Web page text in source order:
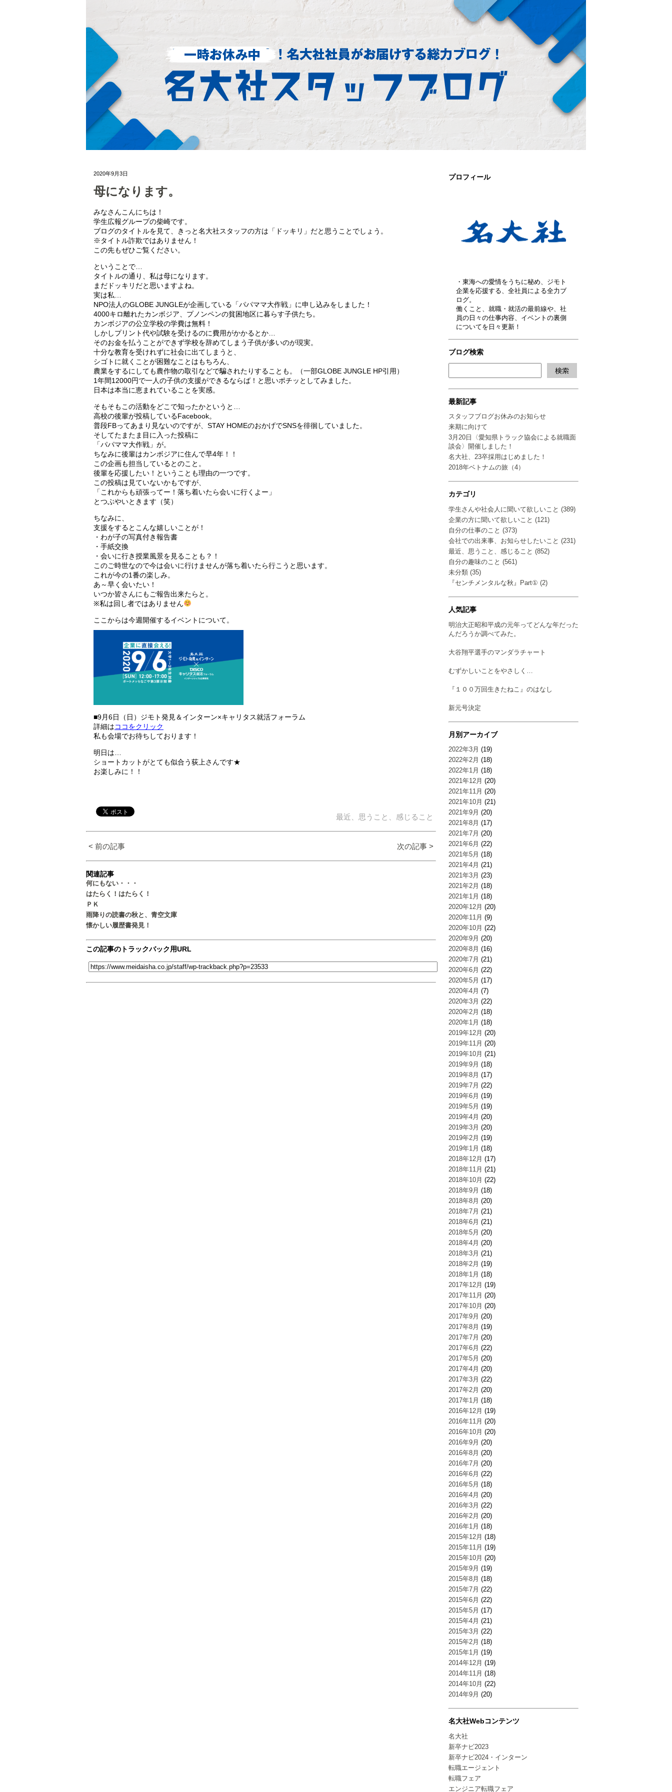
プロフィール
・東海への愛情をうちに秘め、ジモト
企業を応援する、全社員による全力ブ
ログ。
働くこと、就職・就活の最前線や、社
員の日々の仕事内容、イベントの裏側
についてを日々更新！
ブログ検索
最新記事
スタッフブログお休みのお知らせ
来期に向けて
3月20日〈愛知県トラック協会による就職面
談会〉開催しました！
名大社、23卒採用はじめました！
2018年ベトナムの旅（4）
カテゴリ
学生さんや社会人に聞いて欲しいこと (389)
企業の方に聞いて欲しいこと (121)
自分の仕事のこと (373)
会社での出来事、お知らせしたいこと (231)
最近、思うこと、感じること (852)
自分の趣味のこと (561)
未分類 (35)
『センチメンタルな秋』Part① (2)
人気記事
明治大正昭和平成の元年ってどんな年だった
んだろうか調べてみた。
大谷翔平選手のマンダラチャート
むずかしいことをやさしく…
『１００万回生きたねこ』のはなし
新元号決定
月別アーカイブ
2022年3月 (19)
2022年2月 (18)
2022年1月 (18)
2021年12月 (20)
2021年11月 (20)
2021年10月 (21)
2021年9月 (20)
2021年8月 (17)
2021年7月 (20)
2021年6月 (22)
2021年5月 (18)
2021年4月 (21)
2021年3月 (23)
2021年2月 (18)
2021年1月 (18)
2020年12月 (20)
2020年11月 (9)
2020年10月 (22)
2020年9月 (20)
2020年8月 (16)
2020年7月 (21)
2020年6月 (22)
2020年5月 (17)
2020年4月 (7)
2020年3月 (22)
2020年2月 (18)
2020年1月 (18)
2019年12月 (20)
2019年11月 (20)
2019年10月 (21)
2019年9月 (18)
2019年8月 (17)
2019年7月 (22)
2019年6月 (19)
2019年5月 (19)
2019年4月 (20)
2019年3月 (20)
2019年2月 (19)
2019年1月 (18)
2018年12月 (17)
2018年11月 (21)
2018年10月 (22)
2018年9月 (18)
2018年8月 (20)
2018年7月 (21)
2018年6月 (21)
2018年5月 (20)
2018年4月 (20)
2018年3月 (21)
2018年2月 (19)
2018年1月 (18)
2017年12月 (19)
2017年11月 (20)
2017年10月 (20)
2017年9月 (20)
2017年8月 (19)
2017年7月 (20)
2017年6月 (22)
2017年5月 (20)
2017年4月 (20)
2017年3月 (22)
2017年2月 (20)
2017年1月 (18)
2016年12月 (19)
2016年11月 (20)
2016年10月 (20)
2016年9月 (20)
2016年8月 (20)
2016年7月 (20)
2016年6月 (22)
2016年5月 (18)
2016年4月 (20)
2016年3月 (22)
2016年2月 (20)
2016年1月 (18)
2015年12月 (18)
2015年11月 (19)
2015年10月 (20)
2015年9月 (19)
2015年8月 (18)
2015年7月 (22)
2015年6月 (22)
2015年5月 (17)
2015年4月 (21)
2015年3月 (22)
2015年2月 (18)
2015年1月 (19)
2014年12月 (19)
2014年11月 (18)
2014年10月 (22)
2014年9月 (20)
名大社Webコンテンツ
名大社
新卒ナビ2023
新卒ナビ2024・インターン
転職エージェント
転職フェア
エンジニア転職フェア
2020年9月3日
母になります。
みなさんこんにちは！
学生広報グループの柴崎です。
ブログのタイトルを見て、きっと名大社スタッフの方は「ドッキリ」だと思うことでしょう。
※タイトル詐欺ではありません！
この先もぜひご覧ください。
ということで…
タイトルの通り、私は母になります。
まだドッキリだと思いますよね。
実は私…
NPO法人のGLOBE JUNGLEが企画している「パパママ大作戦」に申し込みをしました！
4000キロ離れたカンボジア、プノンペンの貧困地区に暮らす子供たち。
カンボジアの公立学校の学費は無料！
しかしプリント代や試験を受けるのに費用がかかるとか…
そのお金を払うことができず学校を辞めてしまう子供が多いのが現実。
十分な教育を受けれずに社会に出てしまうと、
シゴトに就くことが困難なことはもちろん、
農業をするにしても農作物の取引などで騙されたりすることも。（一部GLOBE JUNGLE HP引用）
1年間12000円で一人の子供の支援ができるならば！と思いポチッとしてみました。
日本は本当に恵まれていることを実感。
そもそもこの活動をどこで知ったかというと…
高校の後輩が投稿しているFacebook。
普段FBってあまり見ないのですが、STAY HOMEのおかげでSNSを徘徊していました。
そしてたまたま目に入った投稿に
「パパママ大作戦」が。
ちなみに後輩はカンボジアに住んで早4年！！
この企画も担当しているとのこと。
後輩を応援したい！ということも理由の一つです。
この投稿は見ていないかもですが、
「これからも頑張ってー！落ち着いたら会いに行くよー」
とつぶやいときます（笑）
ちなみに、
支援をするとこんな嬉しいことが！
・わが子の写真付き報告書
・手紙交換
・会いに行き授業風景を見ることも？！
このご時世なので今は会いに行けませんが落ち着いたら行こうと思います。
これが今の1番の楽しみ。
あ～早く会いたい！
いつか皆さんにもご報告出来たらと。
※私は回し者ではありません
ここからは今週開催するイベントについて。
■9月6日（日）ジモト発見＆インターン×キャリタス就活フォーラム
詳細はココをクリック
私も会場でお待ちしております！
明日は…
ショートカットがとても似合う荻上さんです★
お楽しみに！！
最近、思うこと、感じること
< 前の記事 次の記事 >
関連記事
何にもない・・・
はたらく！はたらく！
ＰＫ
雨降りの読書の秋と、青空文庫
懐かしい履歴書発見！
この記事のトラックバック用URL